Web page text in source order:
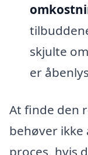
skjulte
er
At finde den
behøver
proces, hvis